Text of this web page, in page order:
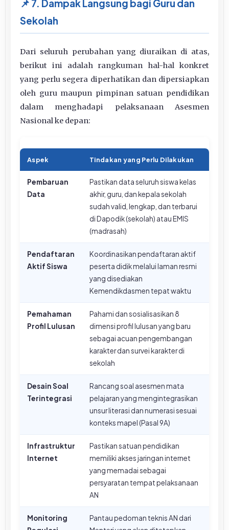
📌 7. Dampak Langsung bagi Guru dan
Sekolah
Dari seluruh perubahan yang diuraikan di atas,
berikut ini adalah rangkuman hal-hal konkret
yang perlu segera diperhatikan dan dipersiapkan
oleh guru maupun pimpinan satuan pendidikan
dalam menghadapi pelaksanaan Asesmen
Nasional ke depan:
Aspek Tindakan yang Perlu Dilakukan
Pembaruan
Data
Pastikan data seluruh siswa kelas
akhir, guru, dan kepala sekolah
sudah valid, lengkap, dan terbarui
di Dapodik (sekolah) atau EMIS
(madrasah)
Pendaftaran
Aktif Siswa
Koordinasikan pendaftaran aktif
peserta didik melalui laman resmi
yang disediakan
Kemendikdasmen tepat waktu
Pemahaman
Profil Lulusan
Pahami dan sosialisasikan 8
dimensi profil lulusan yang baru
sebagai acuan pengembangan
karakter dan survei karakter di
sekolah
Desain Soal
Terintegrasi
Rancang soal asesmen mata
pelajaran yang mengintegrasikan
unsur literasi dan numerasi sesuai
konteks mapel (Pasal 9A)
Infrastruktur
Internet
Pastikan satuan pendidikan
memiliki akses jaringan internet
yang memadai sebagai
persyaratan tempat pelaksanaan
AN
Monitoring
Pantau pedoman teknis AN dari